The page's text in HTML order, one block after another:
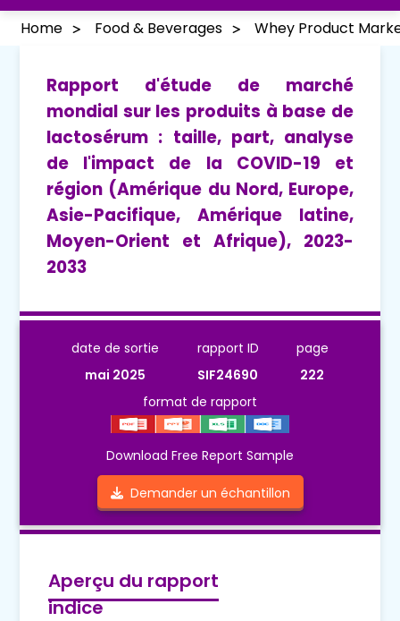
Home Food & Beverages Whey Product
Rapport d'étude de marché
mondial sur les produits à base de
lactosérum : taille, part, analyse
de l'impact de la COVID-19 et
région (Amérique du Nord, Europe,
Asie-Pacifique, Amérique latine,
Moyen-Orient et Afrique), 2023-
2033
date de sortie
mai 2025
rapport ID
SIF24690
page
222
format de rapport
Download Free Report Sample
Demander un échantillon
Aperçu du rapport
indice